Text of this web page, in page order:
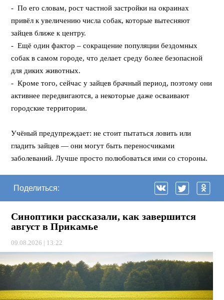
- По его словам, рост частной застройки на окраинах
привёл к увеличению числа собак, которые вытесняют
зайцев ближе к центру.
- Ещё один фактор – сокращение популяции бездомных
собак в самом городе, что делает среду более безопасной
для диких животных.
- Кроме того, сейчас у зайцев брачный период, поэтому они
активнее передвигаются, а некоторые даже осваивают
городские территории.
Учёный предупреждает: не стоит пытаться ловить или
гладить зайцев — они могут быть переносчиками
заболеваний. Лучше просто полюбоваться ими со стороны.
Поделиться:
Синоптики рассказали, как завершится
август в Прикамье
09.08.2026 | 13:22